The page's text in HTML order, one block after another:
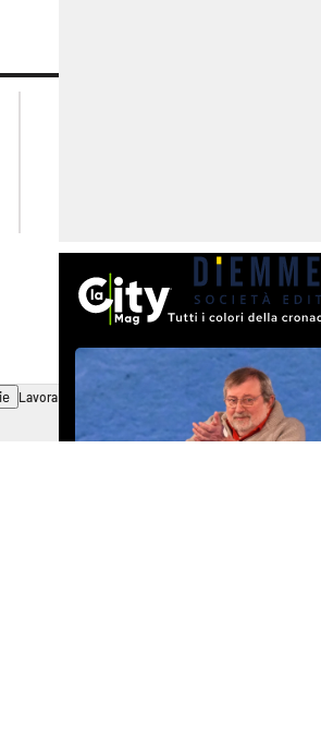
Lavora con noi